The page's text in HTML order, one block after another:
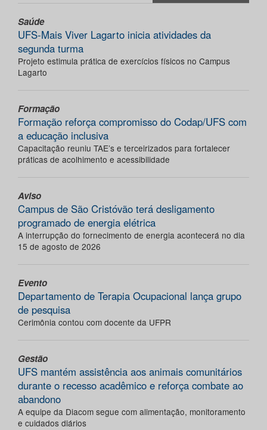
Saúde
UFS-Mais Viver Lagarto inicia atividades da
segunda turma
Projeto estimula prática de exercícios físicos no Campus
Lagarto
Formação
Formação reforça compromisso do Codap/UFS com
a educação inclusiva
Capacitação reuniu TAE’s e terceirizados para fortalecer
práticas de acolhimento e acessibilidade
Aviso
Campus de São Cristóvão terá desligamento
programado de energia elétrica
A interrupção do fornecimento de energia acontecerá no dia
15 de agosto de 2026
Evento
Departamento de Terapia Ocupacional lança grupo
de pesquisa
Cerimônia contou com docente da UFPR
Gestão
UFS mantém assistência aos animais comunitários
durante o recesso acadêmico e reforça combate ao
abandono
A equipe da Diacom segue com alimentação, monitoramento
e cuidados diários